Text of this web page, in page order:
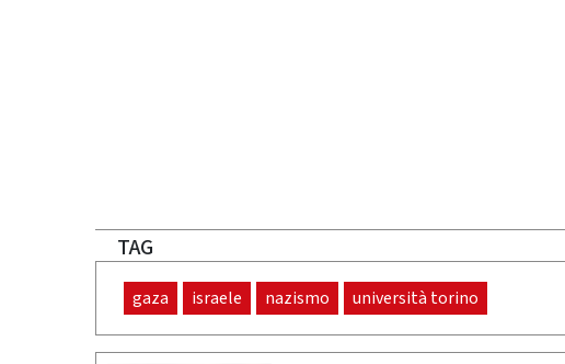
TAG
gaza israele nazismo università torino